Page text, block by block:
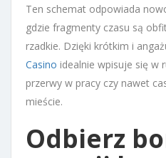
Ten schemat odpowiada
gdzie fragmenty czasu są
rzadkie. Dzięki krótkim i
Casino idealnie wpisuje się w
przerwy w pracy czy nawet
mieście.
Odbierz